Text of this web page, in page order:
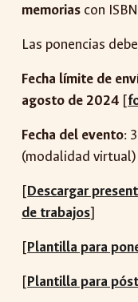
memorias con ISBN
Las ponencias
Fecha límite de
agosto de 2024 [
Fecha del evento:
(modalidad virtual)
[Descargar
de trabajos]
[Plantilla para
[Plantilla para